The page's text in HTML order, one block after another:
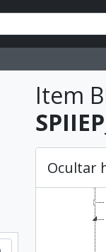
Item
Ocultar